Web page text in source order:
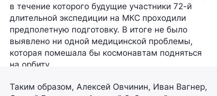
в течение которого будущие участники 72-й
длительной экспедиции на МКС проходили
предполетную подготовку. В итоге не было
выявлено ни одной медицинской проблемы,
которая помешала бы космонавтам подняться
на орбиту.
Таким образом, Алексей Овчинин, Иван Вагнер,